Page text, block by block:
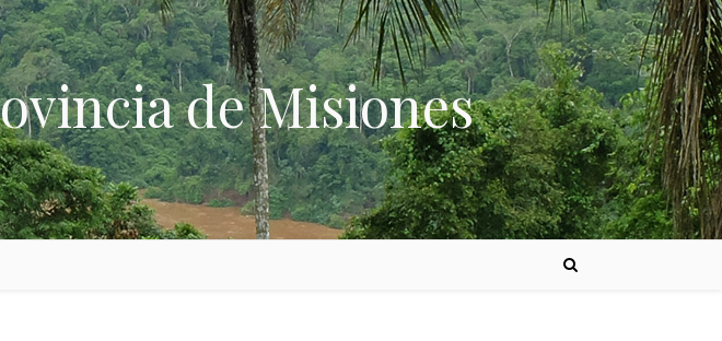
de Misiones